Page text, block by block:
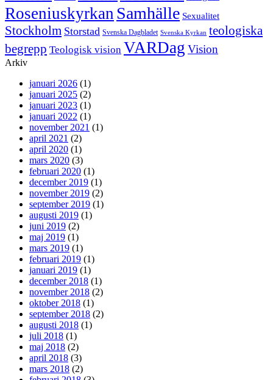
Roseniuskyrkan Samhälle Sexualitet
Stockholm Storstad Svenska Dagbladet Svenska Kyrkan teologiska
begrepp Teologisk vision VARDag Vision
Arkiv
januari 2026 (1)
januari 2025 (2)
januari 2023 (1)
januari 2022 (1)
november 2021 (1)
april 2021 (2)
april 2020 (1)
mars 2020 (3)
februari 2020 (1)
december 2019 (1)
november 2019 (2)
september 2019 (1)
augusti 2019 (1)
juni 2019 (2)
maj 2019 (1)
mars 2019 (1)
februari 2019 (1)
januari 2019 (1)
december 2018 (1)
november 2018 (2)
oktober 2018 (1)
september 2018 (2)
augusti 2018 (1)
juli 2018 (1)
maj 2018 (2)
april 2018 (3)
mars 2018 (2)